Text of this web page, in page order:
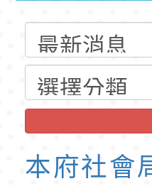
教師韌
程」
轉農業
「115
訓練課
育專業
錄取公
民小學
理人員
東門國
梯特教
公告(尚
錄取公
民小學
東門國
本府社會